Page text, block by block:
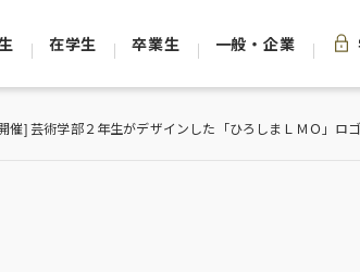
在学生 卒業生 一般・企業
催] 芸術学部２年生がデザインした「ひろしまＬＭＯ」ロ